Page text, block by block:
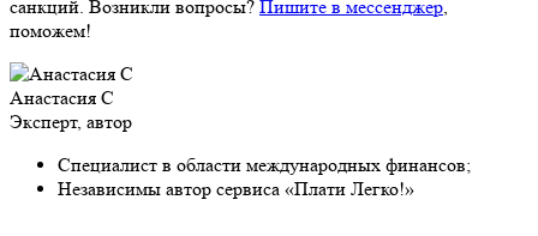
санкций. Возникли вопросы? Пишите в мессенджер,
поможем!
Анастасия С
Эксперт, автор
Специалист в области международных финансов;
Независимы автор сервиса «Плати Легко!»